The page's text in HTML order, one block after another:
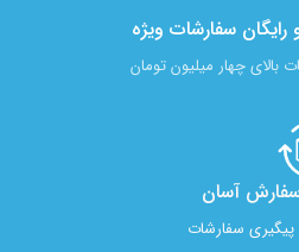
سفارشات ویژه
بالای چهار میلیون تومان
آسان​
سفارشات